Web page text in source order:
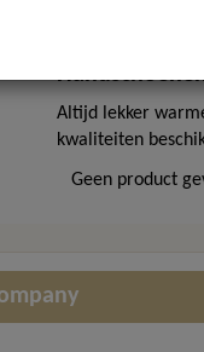
Altijd lekker
kwaliteiten
Geen product